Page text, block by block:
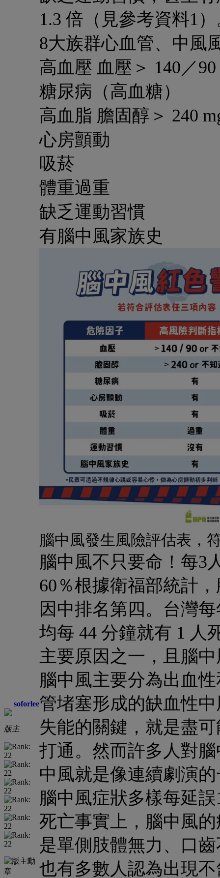
soforlee
版主
1.3 倍（見參考資料1
8大族群心血管、中風
高血壓 血壓＞ 140／
糖尿病 （高血糖）
高血脂 膽固醇＞ 240
心房顫動
吸菸
體重過重
缺乏運動習慣
有腦中風家族史
腦中風發生風險評估表，
腦中風不只要命！每3
60％根據衛福部統計
因中排名第四。台灣
均每 44 分鐘就有 1 人
主要原因之一，且腦
腦中風主要分為出血
管堵塞形成的缺血性
失能的關鍵，就是盡
打通。然而許多人對
中風就是像連續劇演
腦中風症狀多樣每延
死亡事實上，腦中風
是單側肢體無力、口
也有多數人認為出現